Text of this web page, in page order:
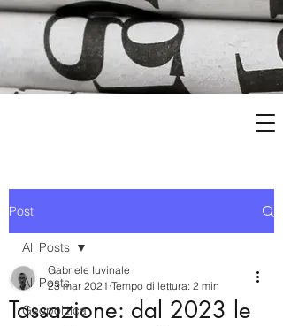
Post
All Posts
Geopolitica
All Posts
Tassazione: dal 2023 le
Gabriele Iuvinale
23 mar 2021 Tempo di lettura: 2 min